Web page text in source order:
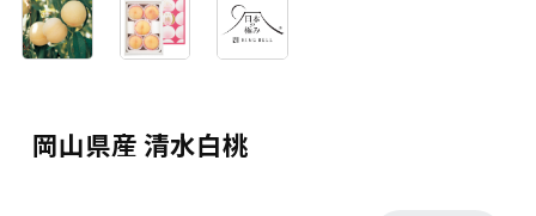
岡山県産 清水白桃